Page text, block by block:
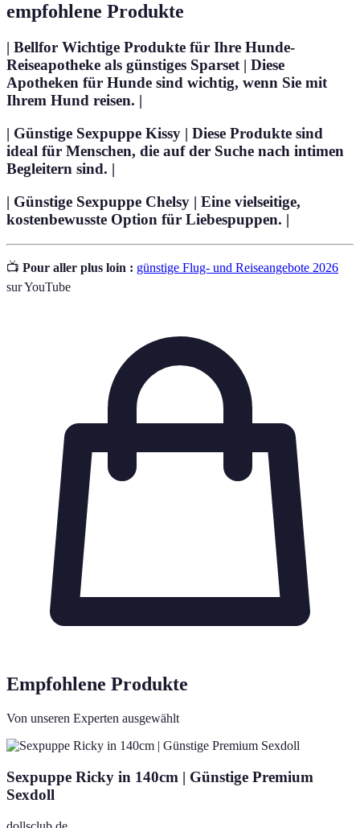
empfohlene Produkte
| Bellfor Wichtige Produkte für Ihre Hunde-
Reiseapotheke als günstiges Sparset | Diese
Apotheken für Hunde sind wichtig, wenn Sie mit
Ihrem Hund reisen. |
| Günstige Sexpuppe Kissy | Diese Produkte sind
ideal für Menschen, die auf der Suche nach intimen
Begleitern sind. |
| Günstige Sexpuppe Chelsy | Eine vielseitige,
kostenbewusste Option für Liebespuppen. |
📺 Pour aller plus loin : günstige Flug- und Reiseangebote 2026
sur YouTube
Empfohlene Produkte
Von unseren Experten ausgewählt
Sexpuppe Ricky in 140cm | Günstige Premium
Sexdoll